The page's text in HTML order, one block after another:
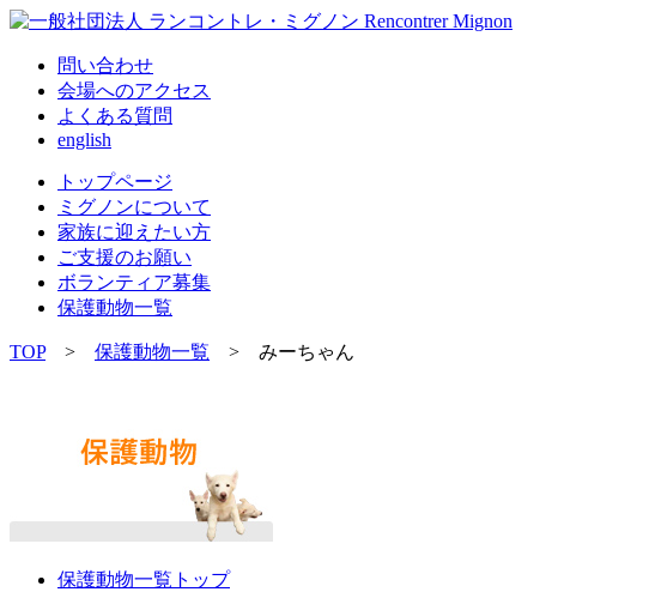
問い合わせ
会場へのアクセス
よくある質問
english
トップページ
ミグノンについて
家族に迎えたい方
ご支援のお願い
ボランティア募集
保護動物一覧
TOP> 保護動物一覧 > みーちゃん
保護動物一覧トップ